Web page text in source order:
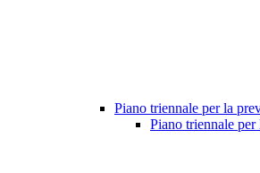
Piano triennale per la
Piano triennale